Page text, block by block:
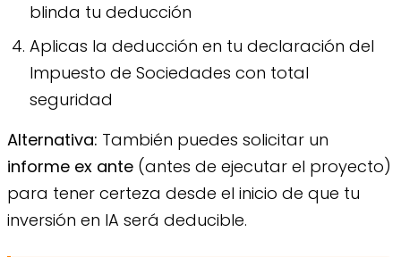
blinda tu deducción
Aplicas la deducción en tu declaración del
Impuesto de Sociedades con total
seguridad
Alternativa: También puedes solicitar un
informe ex ante (antes de ejecutar el proyecto)
para tener certeza desde el inicio de que tu
inversión en IA será deducible.